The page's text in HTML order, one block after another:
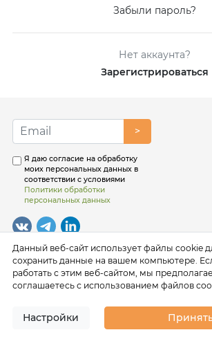
Забыли пароль?
Нет аккаунта?
Зарегистрироваться
>
Я даю согласие на обработку
моих персональных данных в
соответствии с условиями
Политики обработки
персональных данных
Данный веб-сайт использует файлы cookie
сохранить данные на вашем компьютере.
работать с этим веб-сайтом, мы
соглашаетесь с использованием файлов
Настройки